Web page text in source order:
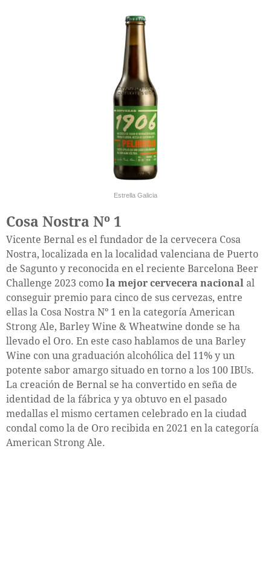
Estrella Galicia
Cosa Nostra Nº 1
Vicente Bernal es el fundador de la cervecera Cosa
Nostra, localizada en la localidad valenciana de Puerto
de Sagunto y reconocida en el reciente Barcelona Beer
Challenge 2023 como la mejor cervecera nacional al
conseguir premio para cinco de sus cervezas, entre
ellas la Cosa Nostra Nº 1 en la categoría American
Strong Ale, Barley Wine & Wheatwine donde se ha
llevado el Oro. En este caso hablamos de una Barley
Wine con una graduación alcohólica del 11% y un
potente sabor amargo situado en torno a los 100 IBUs.
La creación de Bernal se ha convertido en seña de
identidad de la fábrica y ya obtuvo en el pasado
medallas el mismo certamen celebrado en la ciudad
condal como la de Oro recibida en 2021 en la categoría
American Strong Ale.